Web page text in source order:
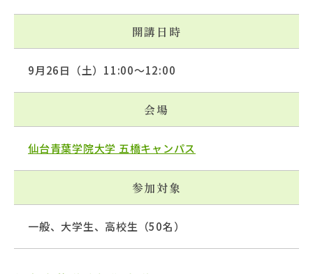
開講日時
9月26日（土）11:00～12:00
会場
仙台青葉学院大学 五橋キャンパス
参加対象
一般、大学生、高校生（50名）